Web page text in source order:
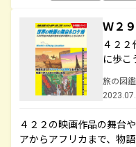
Ｗ２
４２２
に歩こ
旅の図鑑
４２２の映画作品の舞台
アからアフリカまで、物